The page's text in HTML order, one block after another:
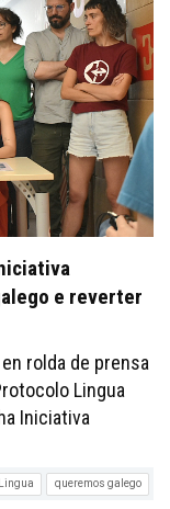
e reverter
rolda de prensa
Lingua
Iniciativa
Lingua queremos galego